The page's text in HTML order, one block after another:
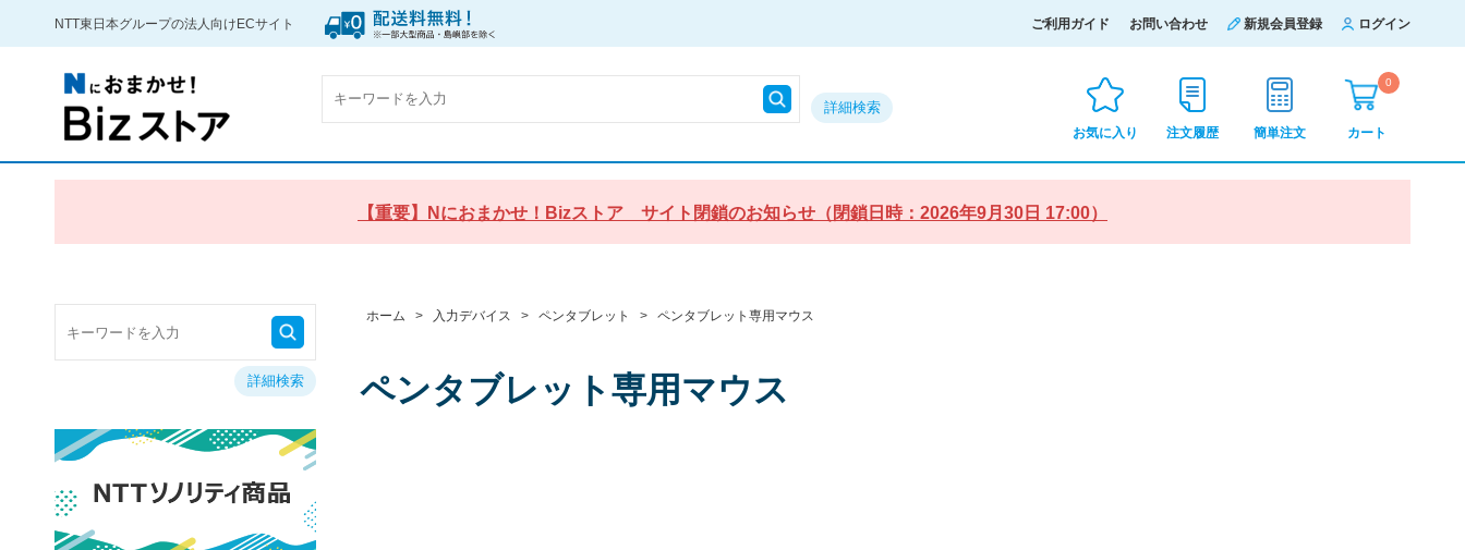
NTT東日本グループの法人向けECサイト ご利用ガイド お問い合わせ 新規会員登録 ログイン
詳細検索
お気に入り 注文履歴 簡単注文
0
カート
【重要】Nにおまかせ！Bizストア サイト閉鎖のお知らせ（閉鎖日時：2026年9月30日 17:00）
ホーム > 入力デバイス > ペンタブレット > ペンタブレット専用マウス
ペンタブレット専用マウス
詳細検索